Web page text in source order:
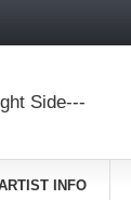
Side---
INFO